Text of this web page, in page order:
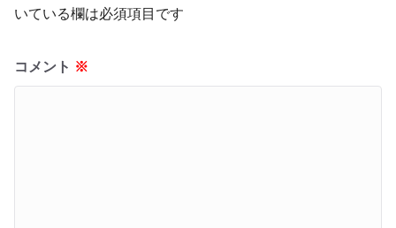
いている欄は必須項目です
コメント ※